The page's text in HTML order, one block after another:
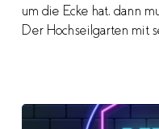
um die Ecke hat, dann
Der Hochseilgarten mit